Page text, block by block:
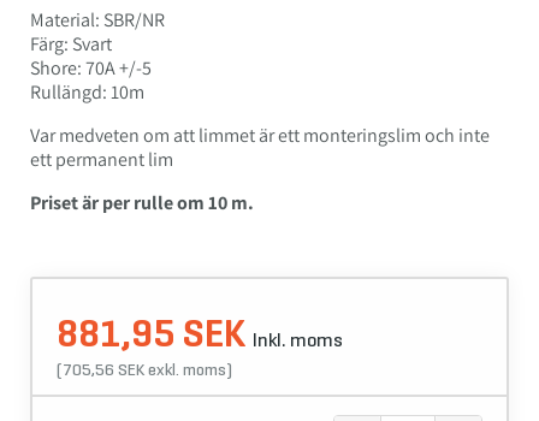
Material: SBR/NR
Färg: Svart
Shore: 70A +/-5
Rullängd: 10m
Var medveten om att limmet är ett monteringslim och inte
ett permanent lim
Priset är per rulle om 10 m.
881,95 SEK Inkl. moms
(705,56 SEK exkl. moms)